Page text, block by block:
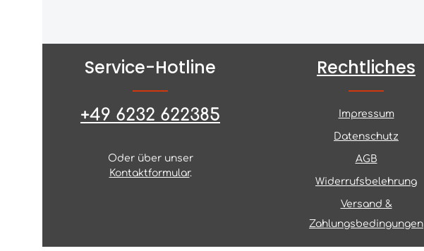
Service-Hotline
+49 6232 622385
Oder über unser
Kontaktformular.
Rechtliches
Impressum
Datenschutz
AGB
Widerrufsbelehrung
Versand &
Zahlungsbedingungen